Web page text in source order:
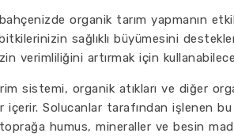
organik tarım yapmanın
sağlıklı büyümesini
verimliliğini artırmak için
sistemi, organik atıkları ve diğer
içerir. Solucanlar tarafından işlenen
humus, mineraller ve besin